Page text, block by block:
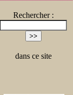
Rechercher :
dans ce site